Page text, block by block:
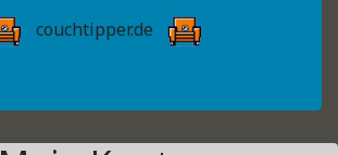
couchtipper.de